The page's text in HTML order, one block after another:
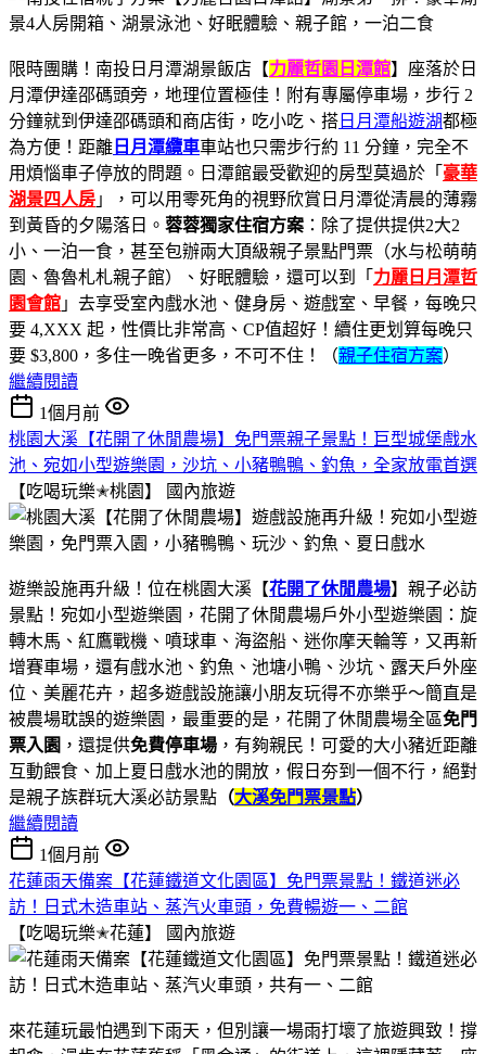
限時團購！南投日月潭湖景飯店【力麗哲園日潭館】座落於日
月潭伊達邵碼頭旁，地理位置極佳！附有專屬停車場，步行 2
分鐘就到伊達邵碼頭和商店街，吃小吃、搭 日月潭船遊湖都極
為方便！距離 日月潭纜車車站也只需步行約 11 分鐘，完全不
用煩惱車子停放的問題。日潭館最受歡迎的房型莫過於「 豪華
湖景四人房 」，可以用零死角的視野欣賞日月潭從清晨的薄霧
到黃昏的夕陽落日。 蓉蓉獨家住宿方案 ：除了提供提供2大2
小、一泊一食，甚至包辦兩大頂級親子景點門票（水与松萌萌
園、魯魯札札親子館）、好眠體驗，還可以到「 力麗日月潭哲
園會館 」去享受室內戲水池、健身房、遊戲室、早餐，每晚只
要 4,XXX 起，性價比非常高、CP值超好！續住更划算每晚只
要 $3,800，多住一晚省更多，不可不住！（親子住宿方案）
繼續閱讀
1個月前
桃園大溪【花開了休閒農場】免門票親子景點！巨型城堡戲水
池、宛如小型遊樂園，沙坑、小豬鴨鴨、釣魚，全家放電首選
【吃喝玩樂✭桃園】
國內旅遊
遊樂設施再升級！位在桃園大溪【花開了休閒農場】親子必訪
景點！宛如小型遊樂園，花開了休閒農場戶外小型遊樂園：旋
轉木馬、紅鷹戰機、噴球車、海盜船、迷你摩天輪等，又再新
增賽車場，還有戲水池、釣魚、池塘小鴨、沙坑、露天戶外座
位、美麗花卉，超多遊戲設施讓小朋友玩得不亦樂乎～簡直是
被農場耽誤的遊樂園，最重要的是，花開了休閒農場全區免門
票入園 ，還提供免費停車場 ，有夠親民！可愛的大小豬近距離
互動餵食、加上夏日戲水池的開放，假日夯到一個不行，絕對
是親子族群玩大溪必訪景點 （大溪免門票景點）
繼續閱讀
1個月前
花蓮雨天備案【花蓮鐵道文化園區】免門票景點！鐵道迷必
訪！日式木造車站、蒸汽火車頭，免費暢遊一、二館
【吃喝玩樂✭花蓮】
國內旅遊
來花蓮玩最怕遇到下雨天，但別讓一場雨打壞了旅遊興致！撐